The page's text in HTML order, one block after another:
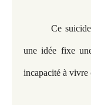
Ce
une idée fixe
incapacité à vivre